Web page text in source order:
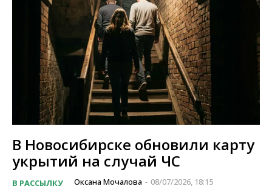
В Новосибирске обновили карту
укрытий на случай ЧС
В РАССЫЛКУ Оксана Мочалова - 08/07/2026, 18:15